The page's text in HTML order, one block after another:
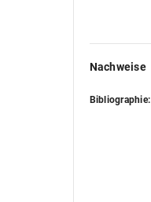
Nachweise
Bibliographie: